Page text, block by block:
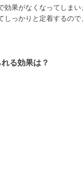
効果がなくなってしま
っかりと定着するので
る効果は？